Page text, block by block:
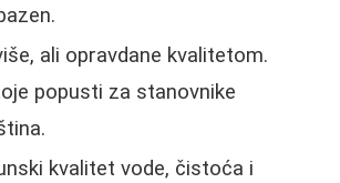
ali opravdane kvalitetom.
popusti za stanovnike
kvalitet vode, čistoća i